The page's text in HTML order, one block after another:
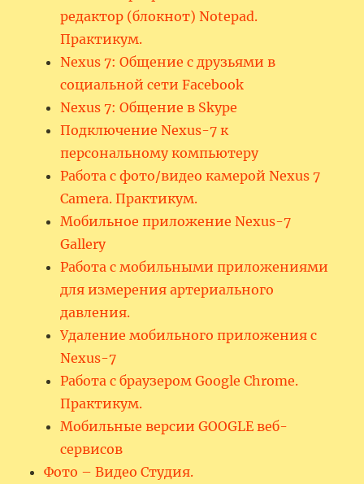
редактор (блокнот) Notepad.
Практикум.
Nexus 7: Общение с друзьями в
социальной сети Facebook
Nexus 7: Общение в Skype
Подключение Nexus-7 к
персональному компьютеру
Работа с фото/видео камерой Nexus 7
Camera. Практикум.
Мобильное приложение Nexus-7
Gallery
Работа с мобильными приложениями
для измерения артериального
давления.
Удаление мобильного приложения с
Nexus-7
Работа с браузером Google Chrome.
Практикум.
Мобильные версии GOOGLE веб-
сервисов
Фото – Видео Студия.